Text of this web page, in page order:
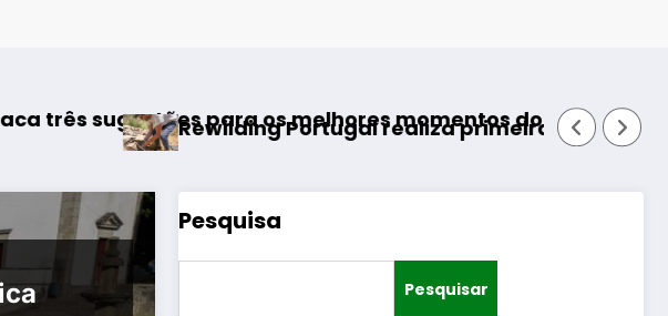
para os melhores momentos do verão
Rewilding Portugal realiza primeira reintrodução de coelho-
Guarda desafia
Pesquisa
Pesquisar